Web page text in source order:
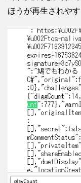
ほうが再生されや